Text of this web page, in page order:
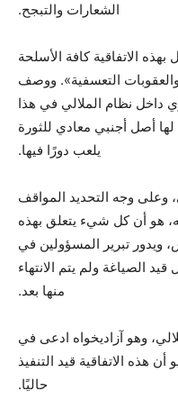
الشعارات والتبجح.
الاتفاقية كافة الأسلحة
والعقوبات التعسفية». ووصف
داخل نظام الملالي في هذا
أصل أجنبي معادي للثورة
يلعب دورًا فيها.
وعلى وجه التحديد المواقف
هو أن كل شيء يتعلق بهذه
ويدور تبرير المسؤولين في
الصياغة ولم يتم الانتهاء
منها بعد.
وهو آزاديخواه ادعى في
المنعقدة في 12 يوليو أن هذه الاتفاقية قيد التنفيذ
حاليًا.